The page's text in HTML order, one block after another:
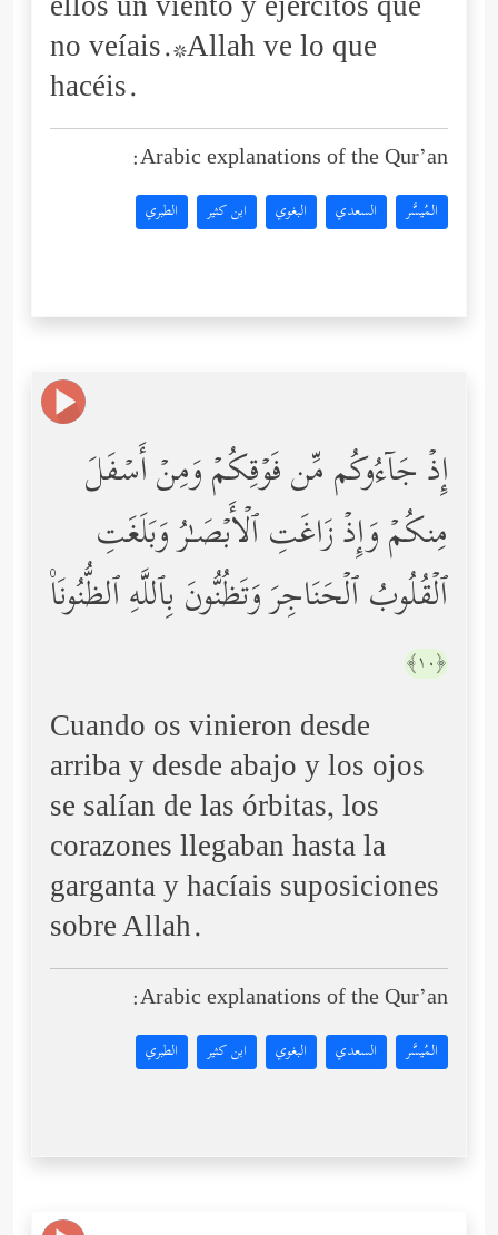
no veíais.*Allah ve lo que
hacéis.
Arabic explanations of the Qur’an:
المُيسَّر السعدي البغوي ابن كثير الطبري
إِذۡ جَاۤءُوكُم مِّن فَوۡقِكُمۡ وَمِنۡ أَسۡفَلَ
مِنكُمۡ وَإِذۡ زَاغَتِ ٱلۡأَبۡصَـٰرُ وَبَلَغَتِ
ٱلۡقُلُوبُ ٱلۡحَنَاجِرَ وَتَظُنُّونَ بِٱللَّهِ ٱلظُّنُونَا۠
﴿١٠﴾
Cuando os vinieron desde
arriba y desde abajo y los ojos
se salían de las órbitas, los
corazones llegaban hasta la
garganta y hacíais suposiciones
sobre Allah.
Arabic explanations of the Qur’an:
المُيسَّر السعدي البغوي ابن كثير الطبري